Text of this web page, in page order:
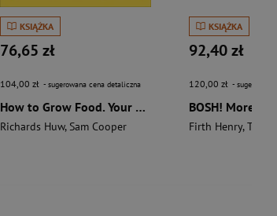
KSIĄŻKA
76,65 zł
104,00 zł - sugerowana cena detaliczna
How to Grow Food. Your Crop-by-Crop Guide to Growing, Cooking, & Preserving
Richards Huw, Sam Cooper
KSIĄŻKA
92,40 zł
120,00 zł -
Firth Henry,